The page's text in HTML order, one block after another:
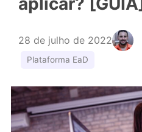
28 de julho de 2022
Plataforma EaD